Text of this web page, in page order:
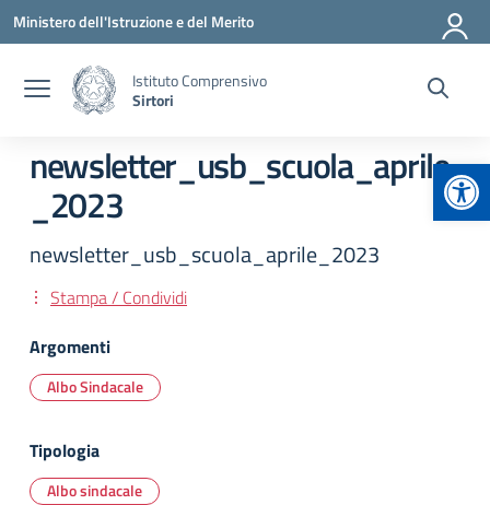
Vai ai contenuti
Vai al menu di navigazione
Vai al footer
Ministero dell'Istruzione e del Merito
Istituto Comprensivo
Sirtori
newsletter_usb_scuola_aprile
_2023
newsletter_usb_scuola_aprile_2023
Stampa / Condividi
Argomenti
Albo Sindacale
Tipologia
Albo sindacale